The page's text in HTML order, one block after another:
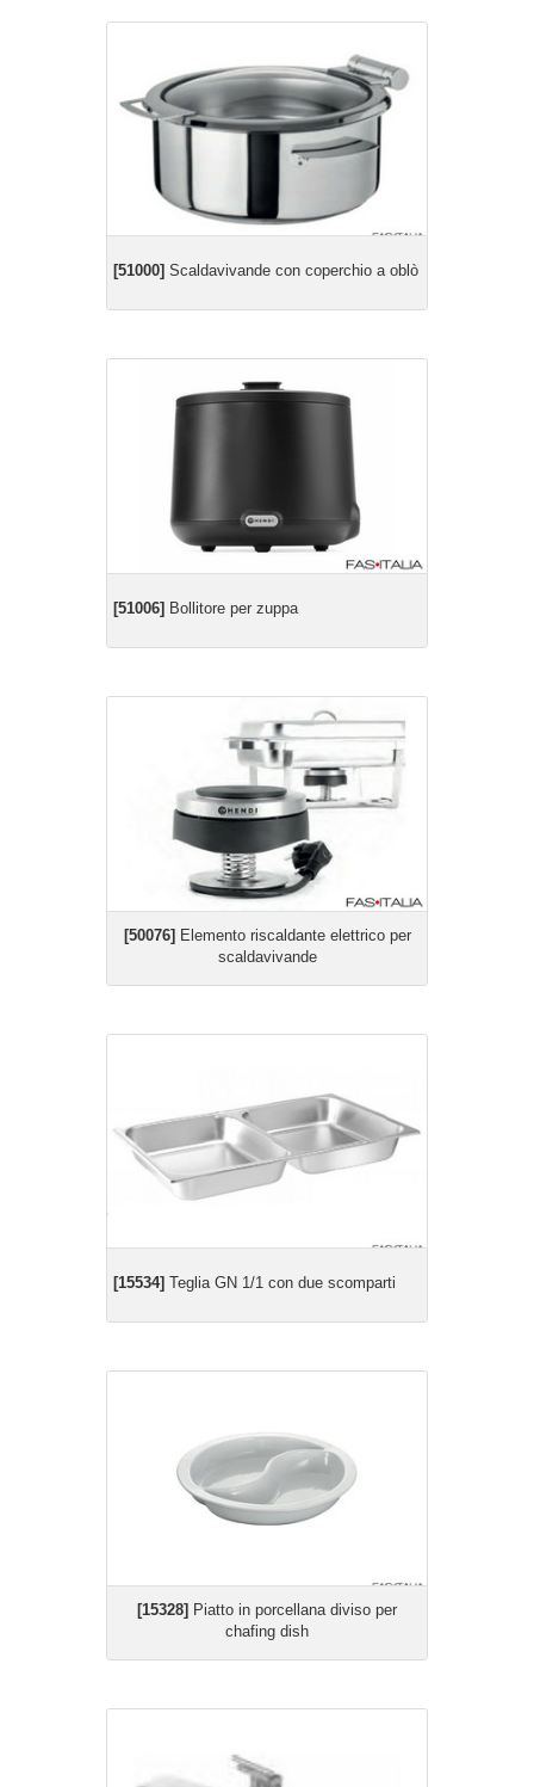
[51000] Scaldavivande con coperchio a oblò
[51006] Bollitore per zuppa
[50076] Elemento riscaldante elettrico per
scaldavivande
[15534] Teglia GN 1/1 con due scomparti
[15328] Piatto in porcellana diviso per
chafing dish